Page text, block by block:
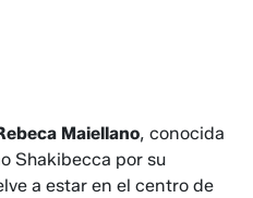
Maiellano, conocida
Shakibecca por su
a estar en el centro de